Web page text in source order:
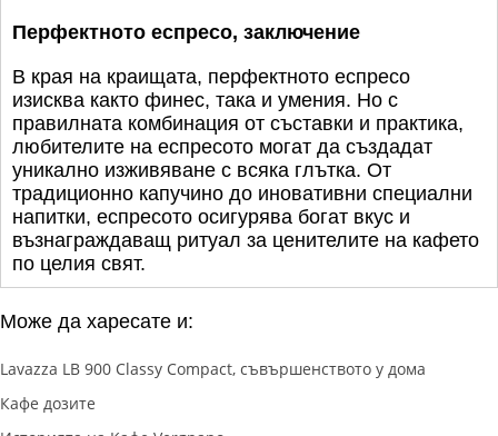
Перфектното еспресо, заключение
В края на краищата, перфектното еспресо
изисква както финес, така и умения. Но с
правилната комбинация от съставки и практика,
любителите на еспресото могат да създадат
уникално изживяване с всяка глътка. От
традиционно капучино до иновативни специални
напитки, еспресото осигурява богат вкус и
възнаграждаващ ритуал за ценителите на кафето
по целия свят.
Може да харесате и:
Lavazza LB 900 Classy Compact, съвършенството у дома
Кафе дозите